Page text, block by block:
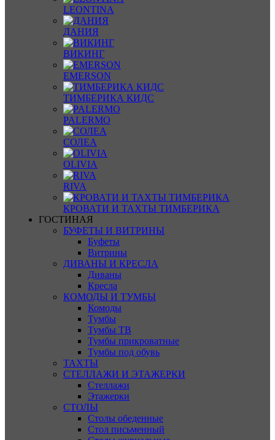
LEONTINA
ДАНИЯ
ВИКИНГ
EMERSON
ТИМБЕРИКА КИДС
PALERMO
СОЛЕА
OLIVIA
RIVA
КРОВАТИ И ТАХТЫ ТИМБЕРИКА
ГОСТИНАЯ
БУФЕТЫ И ВИТРИНЫ
Буфеты
Витрины
ДИВАНЫ И КРЕСЛА
Диваны
Кресла
КОМОДЫ И ТУМБЫ
Комоды
Тумбы
Тумбы ТВ
Тумбы прикроватные
Тумбы под обувь
ТАХТЫ
СТЕЛЛАЖИ И ЭТАЖЕРКИ
Стеллажи
Этажерки
СТОЛЫ
Столы обеденные
Стол письменный